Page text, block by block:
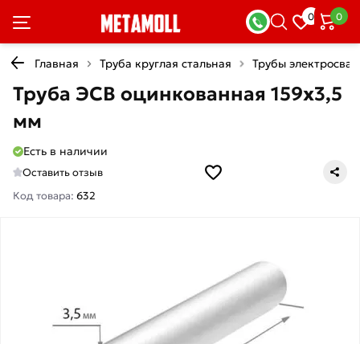
0 0
Главная Труба круглая стальная Трубы
Труба ЭСВ оцинкованная 159х3,5
мм
Есть в наличии
Оставить отзыв
Код товара: 632